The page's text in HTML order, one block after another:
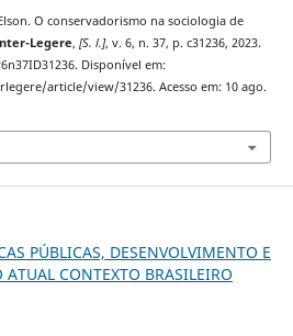
Elson. O conservadorismo na sociologia de
Legere, [S. l.], v. 6, n. 37, p. c31236, 2023.
Disponível em:
article/view/31236. Acesso em: 10 ago.
PÚBLICAS, DESENVOLVIMENTO E
CONTEXTO BRASILEIRO